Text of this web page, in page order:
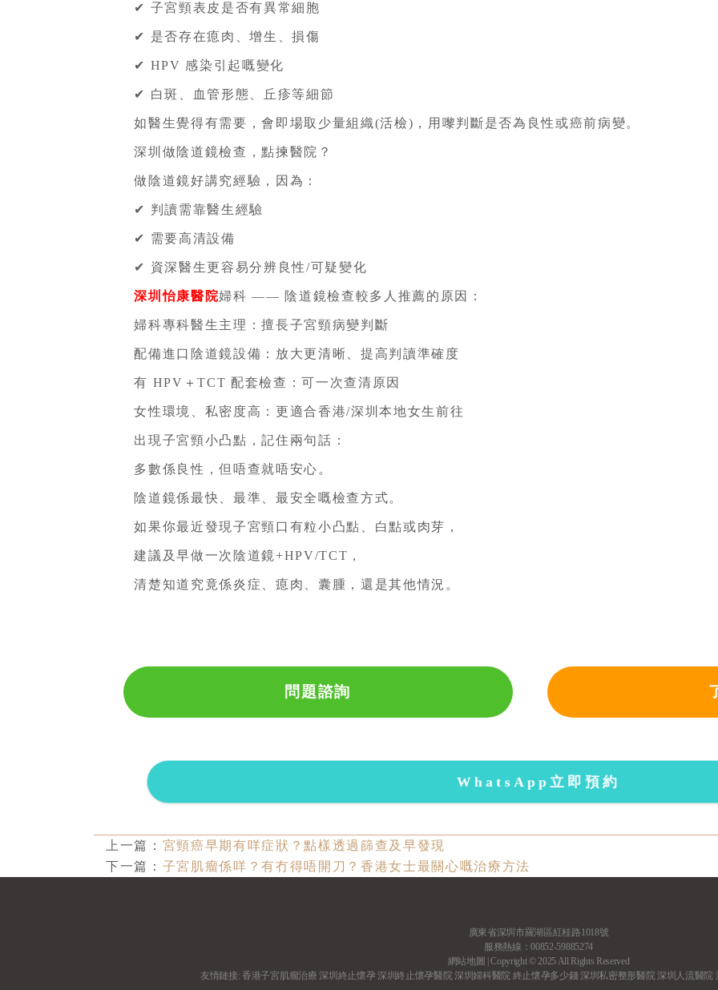
✔ 子宮頸表皮是否有異常細胞
✔ 是否存在瘜肉、增生、損傷
✔ HPV 感染引起嘅變化
✔ 白斑、血管形態、丘疹等細節
如醫生覺得有需要，會即場取少量組織(活檢)，用嚟判斷是否為良性或癌前病變。
深圳做陰道鏡檢查，點揀醫院？
做陰道鏡好講究經驗，因為：
✔ 判讀需靠醫生經驗
✔ 需要高清設備
✔ 資深醫生更容易分辨良性/可疑變化
深圳怡康醫院婦科 —— 陰道鏡檢查較多人推薦的原因：
婦科專科醫生主理：擅長子宮頸病變判斷
配備進口陰道鏡設備：放大更清晰、提高判讀準確度
有 HPV＋TCT 配套檢查：可一次查清原因
女性環境、私密度高：更適合香港/深圳本地女生前往
出現子宮頸小凸點，記住兩句話：
多數係良性，但唔查就唔安心。
陰道鏡係最快、最準、最安全嘅檢查方式。
如果你最近發現子宮頸口有粒小凸點、白點或肉芽，
建議及早做一次陰道鏡+HPV/TCT，
清楚知道究竟係炎症、瘜肉、囊腫，還是其他情況。
問題諮詢
WhatsApp立即預約
上一篇： 宮頸癌早期有咩症狀？點樣透過篩查及早發現
下一篇： 子宮肌瘤係咩？有冇得唔開刀？香港女士最關心嘅治療方法
廣東省深圳市羅湖區紅桂路1018號
服務熱線：00852-59885274
網站地圖 | Copyright © 2025 All Rights Reserved
友情鏈接:香港子宮肌瘤治療 深圳終止懷孕深圳終止懷孕醫院深圳婦科醫院 終止懷孕多少錢深圳私密整形醫院深圳人流醫院